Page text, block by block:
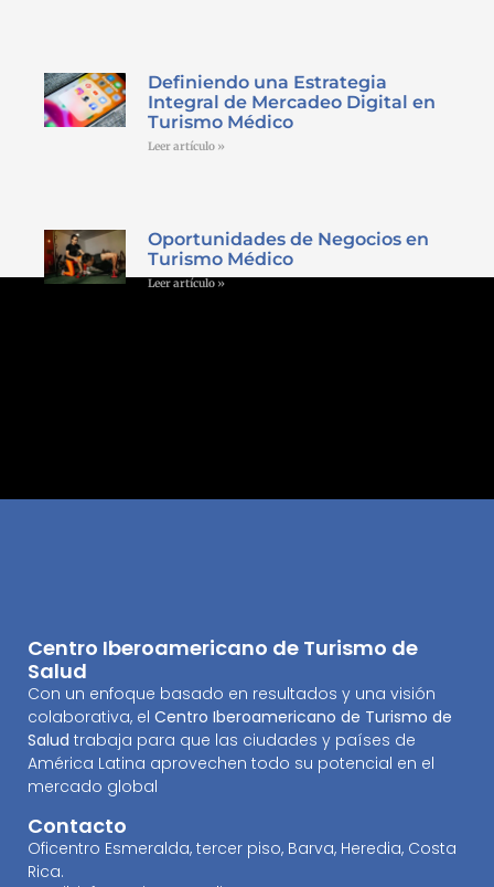
Definiendo una Estrategia
Integral de Mercadeo Digital en
Turismo Médico
Leer artículo »
Oportunidades de Negocios en
Turismo Médico
Leer artículo »
Centro Iberoamericano de Turismo de
Salud
Con un enfoque basado en resultados y una visión
colaborativa, el Centro Iberoamericano de Turismo de
Salud trabaja para que las ciudades y países de
América Latina aprovechen todo su potencial en el
mercado global
Contacto
Oficentro Esmeralda, tercer piso, Barva, Heredia, Costa
Rica.